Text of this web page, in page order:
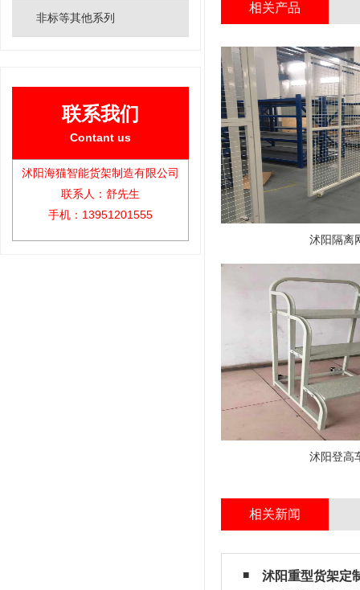
非标等其他系列
联系我们
Contant us
沭阳海猫智能货架制造有限公司
联系人：舒先生
手机：13951201555
相关产品
沭阳隔离
沭阳登高
相关新闻
沭阳重型货架定